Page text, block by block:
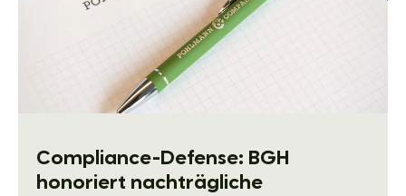
Compliance-Defense: BGH
honoriert nachträgliche